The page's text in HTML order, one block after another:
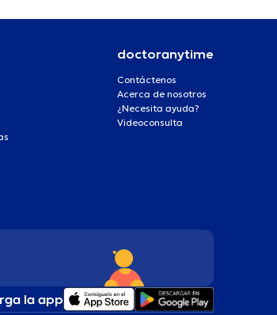
doctoranytime
Contáctenos
Acerca de nosotros
¿Necesita ayuda?
Videoconsulta
la app